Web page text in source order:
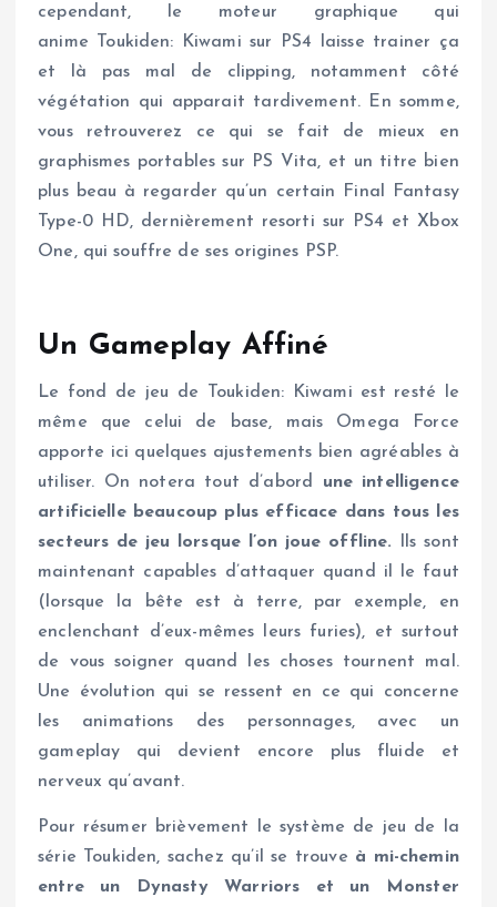
cependant, le moteur graphique qui
anime Toukiden: Kiwami sur PS4 laisse trainer ça
et là pas mal de clipping, notamment côté
végétation qui apparait tardivement. En somme,
vous retrouverez ce qui se fait de mieux en
graphismes portables sur PS Vita, et un titre bien
plus beau à regarder qu’un certain Final Fantasy
Type-0 HD, dernièrement resorti sur PS4 et Xbox
One, qui souffre de ses origines PSP.
Un Gameplay Affiné
Le fond de jeu de Toukiden: Kiwami est resté le
même que celui de base, mais Omega Force
apporte ici quelques ajustements bien agréables à
utiliser. On notera tout d’abord une intelligence
artificielle beaucoup plus efficace dans tous les
secteurs de jeu lorsque l’on joue offline. Ils sont
maintenant capables d’attaquer quand il le faut
(lorsque la bête est à terre, par exemple, en
enclenchant d’eux-mêmes leurs furies), et surtout
de vous soigner quand les choses tournent mal.
Une évolution qui se ressent en ce qui concerne
les animations des personnages, avec un
gameplay qui devient encore plus fluide et
nerveux qu’avant.
Pour résumer brièvement le système de jeu de la
série Toukiden, sachez qu’il se trouve à mi-chemin
entre un Dynasty Warriors et un Monster